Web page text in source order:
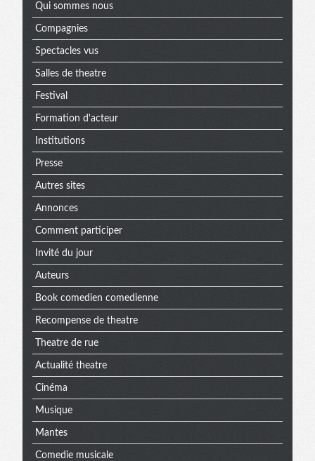
Qui sommes nous
Compagnies
Spectacles vus
Salles de theatre
Festival
Formation d'acteur
Institutions
Presse
Autres sites
Annonces
Comment participer
Invité du jour
Auteurs
Book comedien comedienne
Recompense de theatre
Theatre de rue
Actualité theatre
Cinéma
Musique
Mantes
Comedie musicale